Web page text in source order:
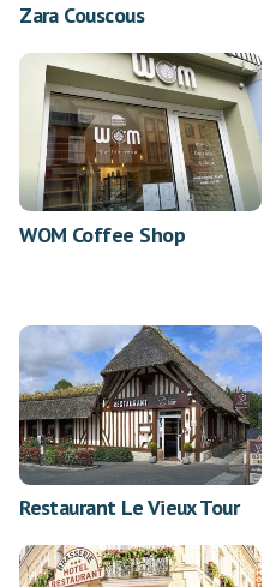
Zara Couscous
WOM Coffee Shop
Restaurant Le Vieux Tour